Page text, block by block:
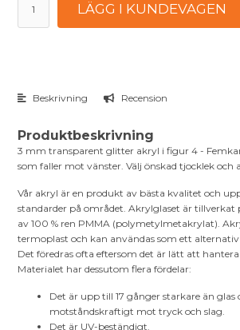
LÄGG I KUNDEVAGEN
Beskrivning Recension
Produktbeskrivning
3 mm transparent glitter akryl i figur 4 -
som faller mot vänster. Välj önskad tjocklek och
Vår akryl är en produkt av bästa kvalitet och
standarder på området. Akrylglaset är tillverkat
av 100 % ren PMMA (polymetylmetakrylat).
termoplast och kan användas som ett
Det föredras ofta eftersom det är lätt att
Materialet har dessutom flera fördelar:
Det är upp till 17 gånger starkare än glas
motståndskraftigt mot tryck och slag.
Det är UV-beständigt.